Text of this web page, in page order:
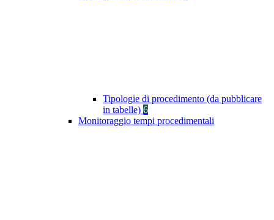
Tipologie di procedimento (da pubblicare
in tabelle) 6
Monitoraggio tempi procedimentali